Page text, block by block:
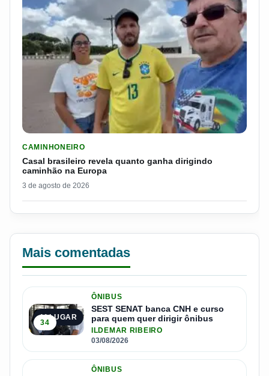
CAMINHONEIRO
Casal brasileiro revela quanto ganha dirigindo
caminhão na Europa
3 de agosto de 2026
Mais comentadas
1º LUGAR
34
ÔNIBUS
SEST SENAT banca CNH e curso
para quem quer dirigir ônibus
ILDEMAR RIBEIRO
03/08/2026
ÔNIBUS